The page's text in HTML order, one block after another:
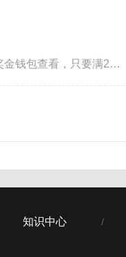
叩富全民炼股争霸赛上周盈利排名公布、奖金已发放，参赛的朋友可以到叩富简投大赛专用奖金钱包查看，只要满20元就能直接提现，每周每月都有现金奖励。 &n...
知识中心 /